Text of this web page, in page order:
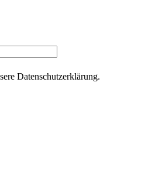
Datenschutzerklärung.